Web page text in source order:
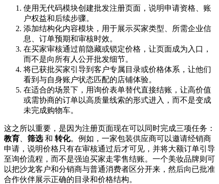
使用无代码模块创建批发注册页面，说明申请资格、账
户权益和后续步骤。
添加结构化内容模块，用于展示买家类型、所需企业信
息、订单预期和审核时效。
在买家审核通过前隐藏或锁定价格，让页面成为入口，
而不是向所有人公开批发细节。
将已获批买家引导到客户专属目录或价格体系，让他们
看到与自身账户状态匹配的店铺体验。
在适合的场景下，用询价表单替代直接结账，让高价值
或需协商的订单以高质量线索的形式进入，而不是变成
未完成购物车。
这之所以重要，是因为注册页面现在可以同时完成三项任务：
教育
筛选和 转化。例如，一家包装供应商可以邀请经销商
申请，说明价格只有在审核通过后才可见，并将大额订单引导
至询价流程，而不是强迫买家走零售结账。一个美妆品牌则可
以把沙龙客户和分销商与普通消费者区分开来，然后向已批准
合作伙伴展示正确的目录和价格结构。